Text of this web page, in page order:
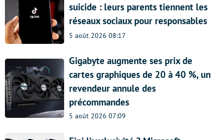
suicide : leurs parents tiennent les
réseaux sociaux pour responsables
5 août 2026 08:17
Gigabyte augmente ses prix de
cartes graphiques de 20 à 40 %, un
revendeur annule des
précommandes
5 août 2026 07:09